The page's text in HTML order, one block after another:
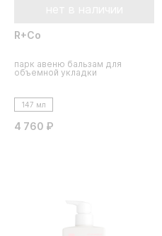
R+Co
парк авеню бальзам для
объемной укладки
147 мл
4 760 ₽